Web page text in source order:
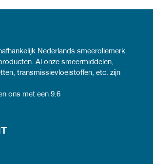
Deze
Nederlands smeeroliemerk
Al onze smeermiddelen,
transmissievloeistoffen, etc. zijn
ons met een 9.6